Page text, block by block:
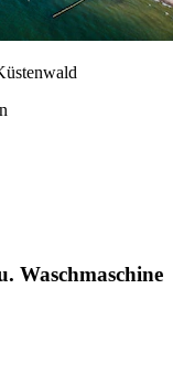
Waschmaschine